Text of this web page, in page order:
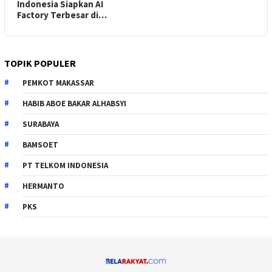
Indonesia Siapkan AI
Factory Terbesar di…
TOPIK POPULER
PEMKOT MAKASSAR
HABIB ABOE BAKAR ALHABSYI
SURABAYA
BAMSOET
PT TELKOM INDONESIA
HERMANTO
PKS